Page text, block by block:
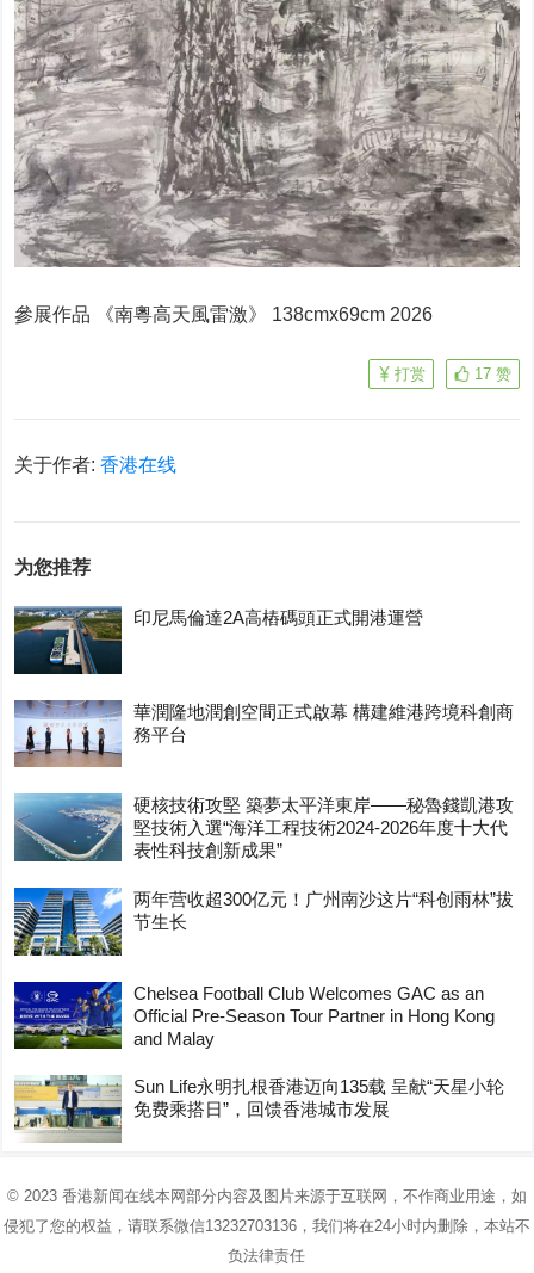
參展作品 《南粵高天風雷激》 138cmx69cm 2026
17 赞
打赏
关于作者:香港在线
为您推荐
印尼馬倫達2A高樁碼頭正式開港運營
華潤隆地潤創空間正式啟幕 構建維港跨境科創商
務平台
硬核技術攻堅 築夢太平洋東岸——秘魯錢凱港攻
堅技術入選“海洋工程技術2024-2026年度十大代
表性科技創新成果”
两年营收超300亿元！广州南沙这片“科创雨林”拔
节生长
Chelsea Football Club Welcomes GAC as an
Official Pre-Season Tour Partner in Hong Kong
and Malay
Sun Life永明扎根香港迈向135载 呈献“天星小轮
免费乘搭日”，回馈香港城市发展
© 2023 香港新闻在线本网部分内容及图片来源于互联网，不作商业用途，如
侵犯了您的权益，请联系微信13232703136，我们将在24小时内删除，本站不
负法律责任